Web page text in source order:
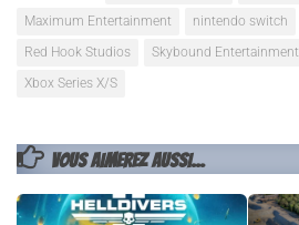
Maximum Entertainment
nintendo switch
Red Hook Studios
Skybound Entertainment
Xbox Series X/S
VOUS AIMEREZ AUSSI...